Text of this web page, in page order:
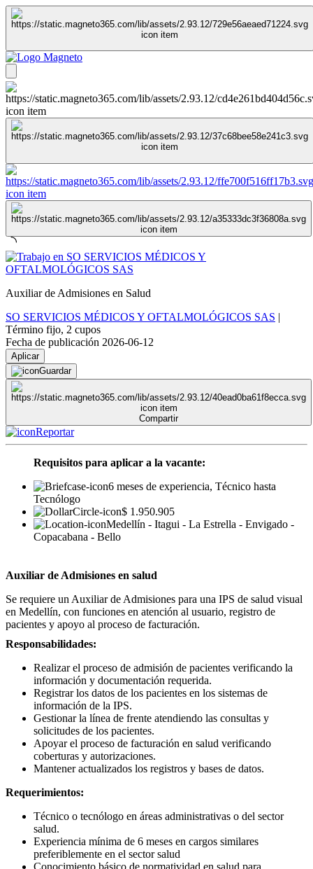
Auxiliar de Admisiones en Salud
SO SERVICIOS MÉDICOS Y OFTALMOLÓGICOS SAS |
Término fijo, 2 cupos
Fecha de publicación 2026-06-12
Aplicar
Guardar
Compartir
Reportar
Requisitos para aplicar a la vacante:
6 meses de experiencia, Técnico hasta
Tecnólogo
$ 1.950.905
Medellín - Itagui - La Estrella - Envigado -
Copacabana - Bello
Auxiliar de Admisiones en salud
Se requiere un Auxiliar de Admisiones para una IPS de salud visual
en Medellín, con funciones en atención al usuario, registro de
pacientes y apoyo al proceso de facturación.
Responsabilidades:
Realizar el proceso de admisión de pacientes verificando la
información y documentación requerida.
Registrar los datos de los pacientes en los sistemas de
información de la IPS.
Gestionar la línea de frente atendiendo las consultas y
solicitudes de los pacientes.
Apoyar el proceso de facturación en salud verificando
coberturas y autorizaciones.
Mantener actualizados los registros y bases de datos.
Requerimientos:
Técnico o tecnólogo en áreas administrativas o del sector
salud.
Experiencia mínima de 6 meses en cargos similares
preferiblemente en el sector salud
Conocimiento básico de normatividad en salud para